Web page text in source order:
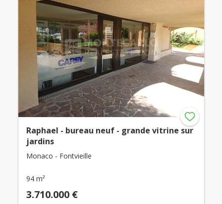
Raphael - bureau neuf - grande vitrine sur
jardins
Monaco - Fontvieille
94 m²
3.710.000 €